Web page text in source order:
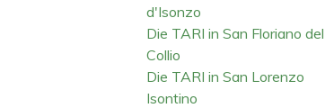
d'Isonzo
Die TARI in San Floriano del
Collio
Die TARI in San Lorenzo
Isontino